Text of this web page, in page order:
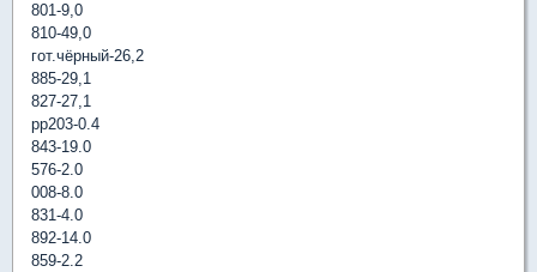
801-9,0
810-49,0
гот.чёрный-26,2
885-29,1
827-27,1
pp203-0.4
843-19.0
576-2.0
008-8.0
831-4.0
892-14.0
859-2.2